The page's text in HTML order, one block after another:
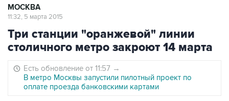
МОСКВА
11:32, 5 марта 2015
Три станции "оранжевой" линии
столичного метро закроют 14 марта
Есть обновление от 11:57 →
В метро Москвы запустили пилотный проект по
оплате проезда банковскими картами